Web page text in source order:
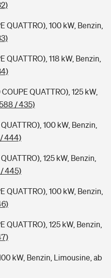
QUATTRO), 100 kW, Benzin,
QUATTRO), 118 kW, Benzin,
QUATTRO), 125 kW,
/ 435)
100 kW, Benzin,
444)
125 kW, Benzin,
445)
QUATTRO), 100 kW, Benzin,
QUATTRO), 125 kW, Benzin,
kW, Benzin, Limousine, ab